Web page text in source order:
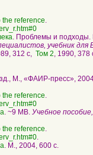
the reference.
. Проблемы и подходы.
учебник для
312 с, Том 2, 1990, 378
М., «ФАИР-пресс»,
the reference.
. ~9 MB. Учебное
the reference.
.
. М., 2004, 600 с.